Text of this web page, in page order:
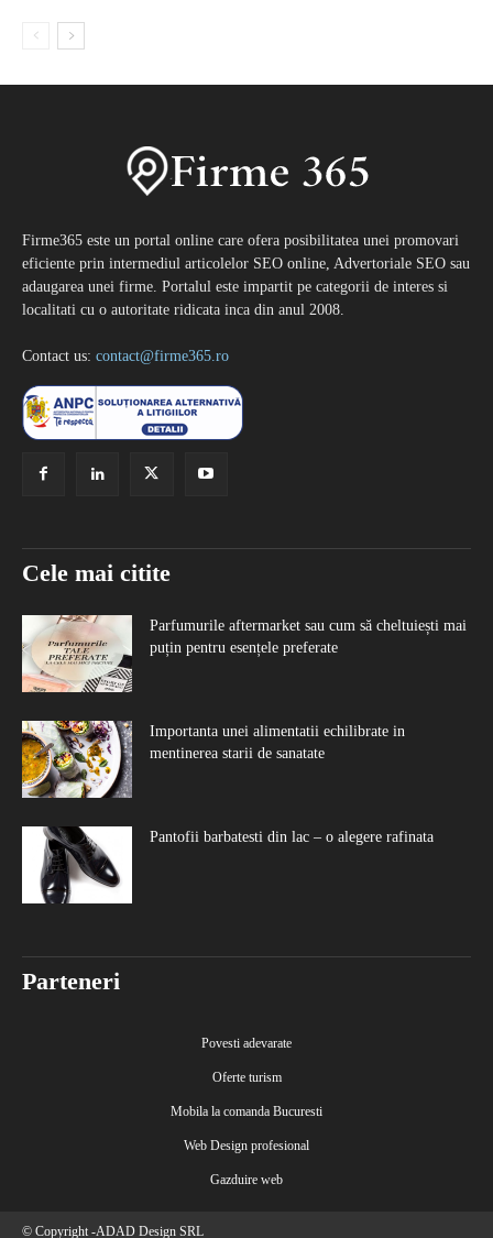
Firme365 este un portal online care ofera posibilitatea unei promovari
eficiente prin intermediul articolelor SEO online, Advertoriale SEO sau
adaugarea unei firme. Portalul este impartit pe categorii de interes si
localitati cu o autoritate ridicata inca din anul 2008.
Contact us: contact@firme365.ro
Cele mai citite
Parfumurile aftermarket sau cum să cheltuiești mai
puțin pentru esențele preferate
Importanta unei alimentatii echilibrate in
mentinerea starii de sanatate
Pantofii barbatesti din lac – o alegere rafinata
Parteneri
Povesti adevarate
Oferte turism
Mobila la comanda Bucuresti
Web Design profesional
Gazduire web
© Copyright -ADAD Design SRL